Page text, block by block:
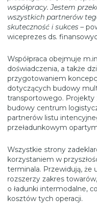
współpracy. Jestem
wszystkich partnerów
skuteczność i sukces –
wiceprezes ds.
Współpraca obejmuje
doświadczenia, a także
przygotowaniem
dotyczących budowy
transportowego. Projekty
budowy centrum
partnerów listu
przeładunkowym
Wszystkie strony
korzystaniem w
terminala. Przewidują,
rozszerzy zakres
o ładunki intermodalne,
kosztów tych operacji.